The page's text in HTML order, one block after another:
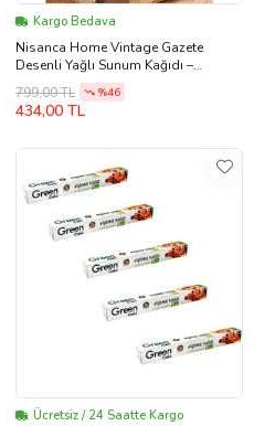
Kargo Bedava
Nisanca Home Vintage Gazete
Desenli Yağlı Sunum Kağıdı –
Pinterest Stilinde Estetik Kahvaltı,
Peynir Tabağı ve Fast Food
Sunumları için 50’li Paket
799,00 TL %46
434,00 TL
Ücretsiz / 24 Saatte Kargo